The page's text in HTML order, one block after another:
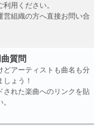
用ください。
組織の方へ直接お問い合
質問
どアーティストも曲名も分
ょう！
された楽曲へのリンクを貼